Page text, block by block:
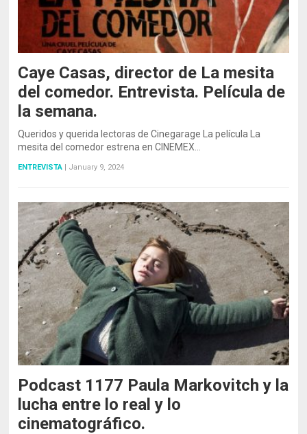
Caye Casas, director de La mesita
del comedor. Entrevista. Película de
la semana.
Queridos y querida lectoras de Cinegarage La película La
mesita del comedor estrena en CINEMEX…
ENTREVISTA January 9, 2024
Podcast 1177 Paula Markovitch y la
lucha entre lo real y lo
cinematográfico.